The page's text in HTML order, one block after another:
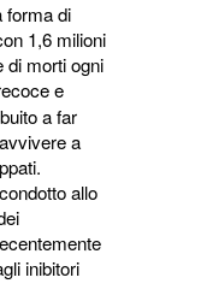
forma di
1,6 milioni
di morti ogni
e
a far
a
allo
inibitori